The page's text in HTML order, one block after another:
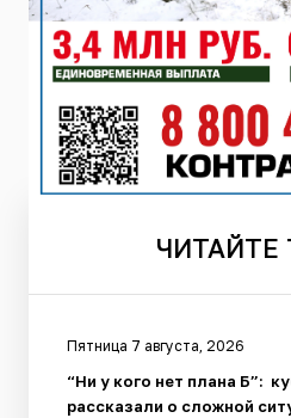
ЧИТАЙТЕ
Пятница 7 августа, 2026
“Ни у кого нет плана Б”:
рассказали о сложной